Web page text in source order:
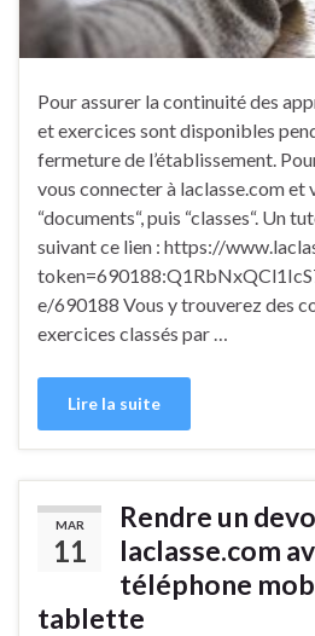
Pour assurer la continuité des
et exercices sont disponibles
fermeture de l’établissement.
vous connecter à laclasse.com et
“documents“, puis “classes“. Un
suivant ce lien : https://
e/690188 Vous y trouverez des
exercices classés par …
Lire la suite
MAR
11
Rendre un
laclasse.com
téléphone
tablette